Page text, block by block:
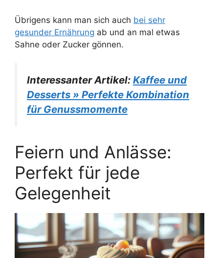
Übrigens kann man sich auch bei sehr
gesunder Ernährung ab und an mal etwas
Sahne oder Zucker gönnen.
Interessanter Artikel: Kaffee und
Desserts » Perfekte Kombination
für Genussmomente
Feiern und Anlässe:
Perfekt für jede
Gelegenheit